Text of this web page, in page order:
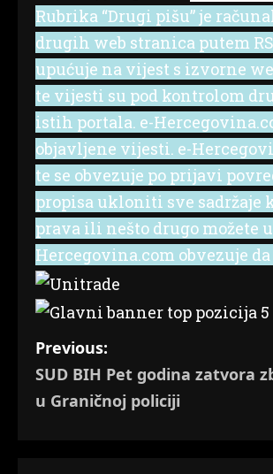
Rubrika “Drugi pišu” je
drugih web stranica putem
upućuje na vijest s izvorne
te vijesti su pod kontrolom
istih portala. e-
objavljene vijesti. e-
te se obvezuje po prijavi
propisa ukloniti sve sadržaje
prava ili nešto drugo možete
Hercegovina.com obvezuje
P
o
Previous:
SUD BIH Pet godina zatvora
u Graničnoj policiji